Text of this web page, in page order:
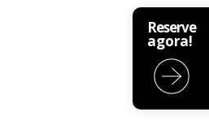
Reserve
agora!